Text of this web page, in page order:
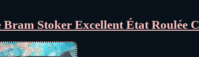
Stoker Excellent État Roulée